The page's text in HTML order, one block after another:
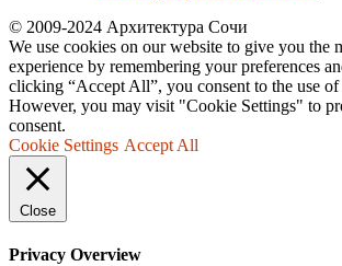
© 2009-2024 Архитектура Сочи
We use cookies on our website to give you the
experience by remembering your preferences
clicking “Accept All”, you consent to the use
However, you may visit "Cookie Settings" to
consent.
Cookie Settings Accept All
Close
Privacy Overview